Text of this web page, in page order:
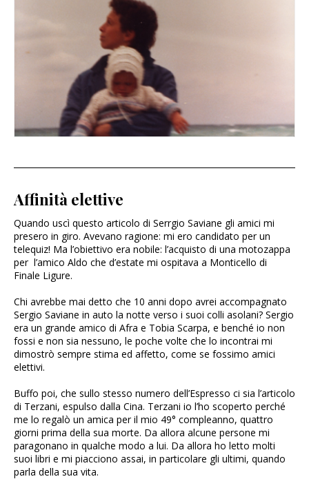
Affinità elettive
Quando uscì questo articolo di Serrgio Saviane gli amici mi
presero in giro. Avevano ragione: mi ero candidato per un
telequiz! Ma l’obiettivo era nobile: l’acquisto di una motozappa
per l’amico Aldo che d’estate mi ospitava a Monticello di
Finale Ligure.
Chi avrebbe mai detto che 10 anni dopo avrei accompagnato
Sergio Saviane in auto la notte verso i suoi colli asolani? Sergio
era un grande amico di Afra e Tobia Scarpa, e benché io non
fossi e non sia nessuno, le poche volte che lo incontrai mi
dimostrò sempre stima ed affetto, come se fossimo amici
elettivi.
Buffo poi, che sullo stesso numero dell’Espresso ci sia l’articolo
di Terzani, espulso dalla Cina. Terzani io l’ho scoperto perché
me lo regalò un amica per il mio 49° compleanno, quattro
giorni prima della sua morte. Da allora alcune persone mi
paragonano in qualche modo a lui. Da allora ho letto molti
suoi libri e mi piacciono assai, in particolare gli ultimi, quando
parla della sua vita.